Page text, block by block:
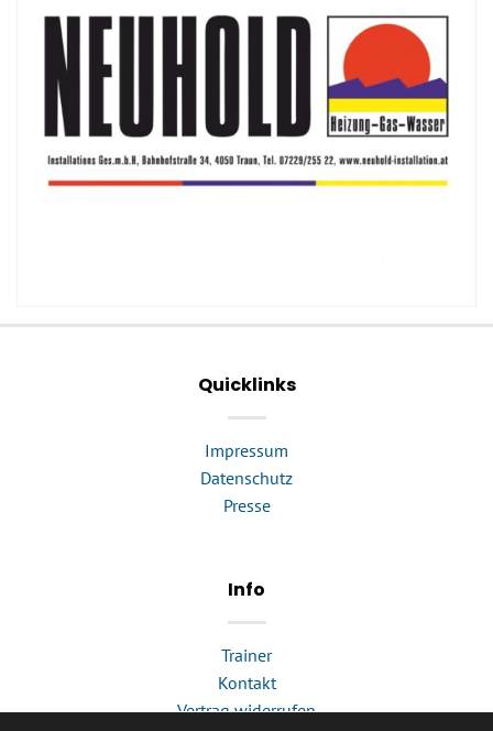
Quicklinks
Impressum
Datenschutz
Presse
Info
Trainer
Kontakt
Vertrag widerrufen